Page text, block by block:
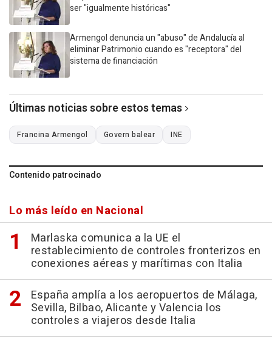
ser "igualmente históricas"
Armengol denuncia un "abuso" de Andalucía al
eliminar Patrimonio cuando es "receptora" del
sistema de financiación
Últimas noticias sobre estos temas
Francina Armengol Govern balear INE
Contenido patrocinado
Lo más leído en Nacional
Marlaska comunica a la UE el
restablecimiento de controles fronterizos en
conexiones aéreas y marítimas con Italia
España amplía a los aeropuertos de Málaga,
Sevilla, Bilbao, Alicante y Valencia los
controles a viajeros desde Italia